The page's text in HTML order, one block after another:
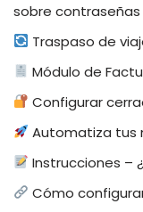
sobre contraseñas
Traspaso de
Módulo de
Configurar
Automatiza tus
Instrucciones –
Cómo